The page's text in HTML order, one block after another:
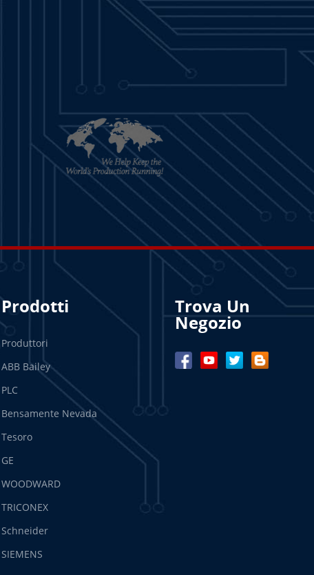
Prodotti
Produttori
ABB Bailey
PLC
Bensamente Nevada
Tesoro
GE
WOODWARD
TRICONEX
Schneider
SIEMENS
Trova Un
Negozio